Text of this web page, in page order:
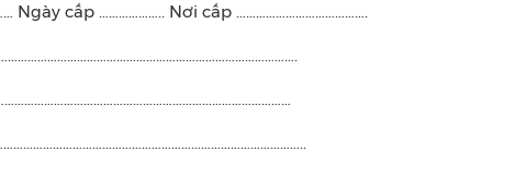
Ngày cấp ……………….. Nơi cấp ………………………………….